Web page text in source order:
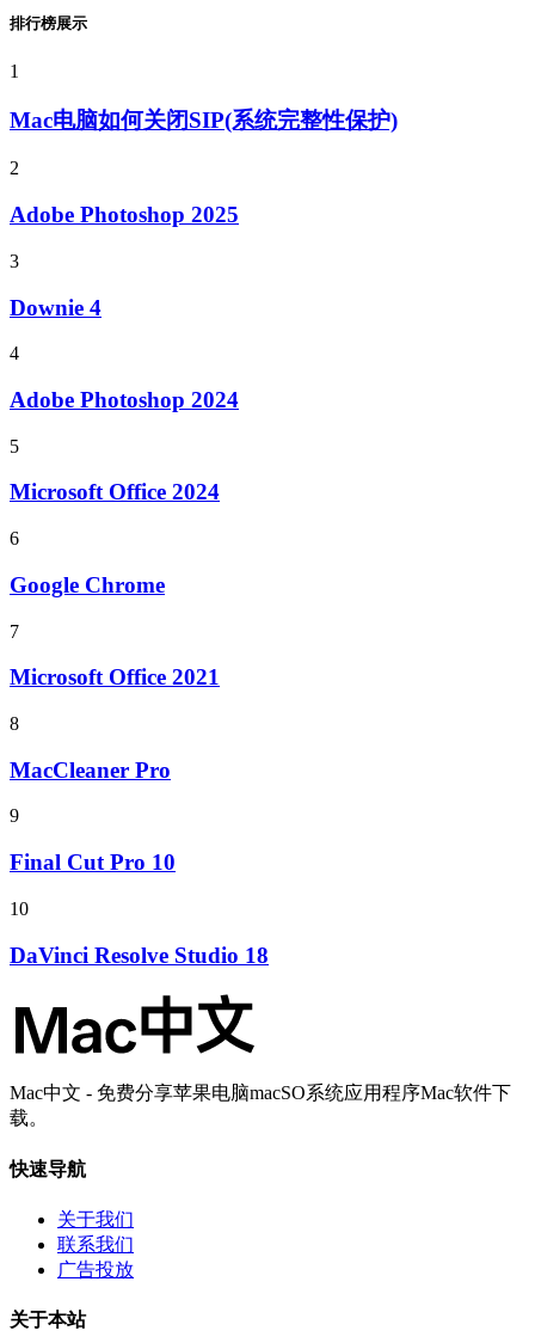
排行榜展示
1
Mac电脑如何关闭SIP(系统完整性保护)
2
Adobe Photoshop 2025
3
Downie 4
4
Adobe Photoshop 2024
5
Microsoft Office 2024
6
Google Chrome
7
Microsoft Office 2021
8
MacCleaner Pro
9
Final Cut Pro 10
10
DaVinci Resolve Studio 18
Mac中文 - 免费分享苹果电脑macSO系统应用程序Mac软件下
载。
快速导航
关于我们
联系我们
广告投放
关于本站